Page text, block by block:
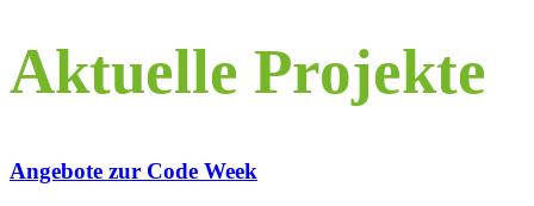
Aktuelle Projekte
Angebote zur Code Week